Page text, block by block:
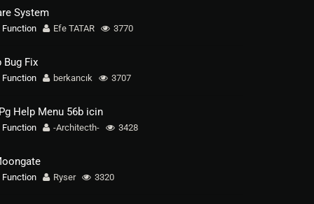
System
Function Efe TATAR 3770
Bug Fix
Function berkancık 3707
Help Menu 56b icin
Function -Architecth- 3428
Function Ryser 3320